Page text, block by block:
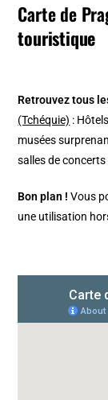
Carte de
touristique
Retrouvez tous
(Tchéquie) :
musées
salles de
Bon plan ! Vous
une utilisation